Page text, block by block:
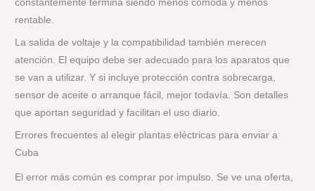
constantemente termina siendo menos cómoda y menos
rentable.
La salida de voltaje y la compatibilidad también merecen
atención. El equipo debe ser adecuado para los aparatos que
se van a utilizar. Y si incluye protección contra sobrecarga,
sensor de aceite o arranque fácil, mejor todavía. Son detalles
que aportan seguridad y facilitan el uso diario.
Errores frecuentes al elegir plantas eléctricas para enviar a
Cuba
El error más común es comprar por impulso. Se ve una oferta,